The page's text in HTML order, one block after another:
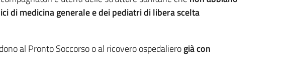
di medicina generale e dei pediatri di libera scelta
al Pronto Soccorso o al ricovero ospedalierogià con